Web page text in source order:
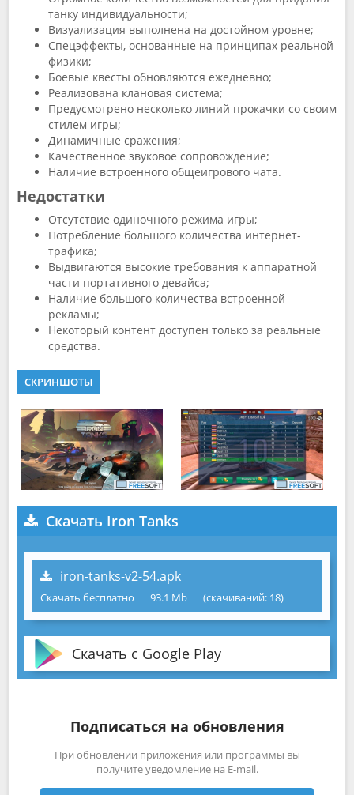
танку индивидуальности;
Визуализация выполнена на достойном уровне;
Спецэффекты, основанные на принципах реальной
физики;
Боевые квесты обновляются ежедневно;
Реализована клановая система;
Предусмотрено несколько линий прокачки со своим
стилем игры;
Динамичные сражения;
Качественное звуковое сопровождение;
Наличие встроенного общеигрового чата.
Недостатки
Отсутствие одиночного режима игры;
Потребление большого количества интернет-
трафика;
Выдвигаются высокие требования к аппаратной
части портативного девайса;
Наличие большого количества встроенной
рекламы;
Некоторый контент доступен только за реальные
средства.
СКРИНШОТЫ
Скачать Iron Tanks
iron-tanks-v2-54.apk
Скачать бесплатно 93.1 Mb (cкачиваний: 18)
Скачать с Google Play
Подписаться на обновления
При обновлении приложения или программы вы
получите уведомление на E-mail.